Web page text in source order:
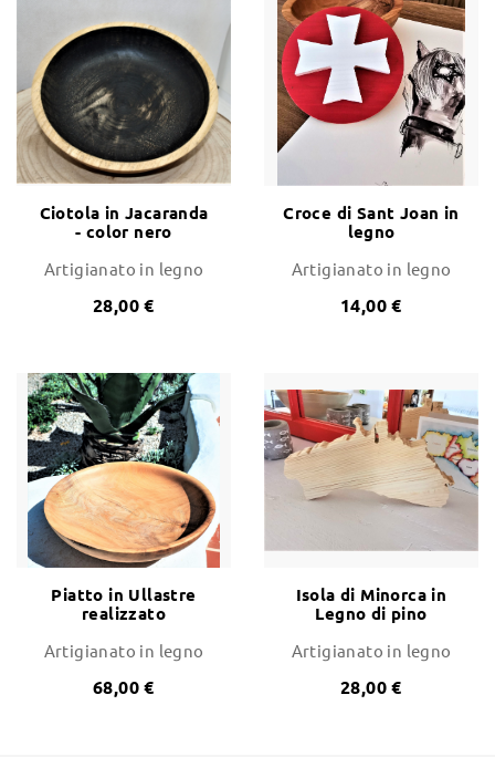
Ciotola in Jacaranda
- color nero
Artigianato in legno
28,00 €
Croce di Sant Joan in
legno
Artigianato in legno
14,00 €
Piatto in Ullastre
realizzato
pezzo unico
Artigianato in legno
68,00 €
Isola di Minorca in
Legno di pino
Artigianato in legno
28,00 €